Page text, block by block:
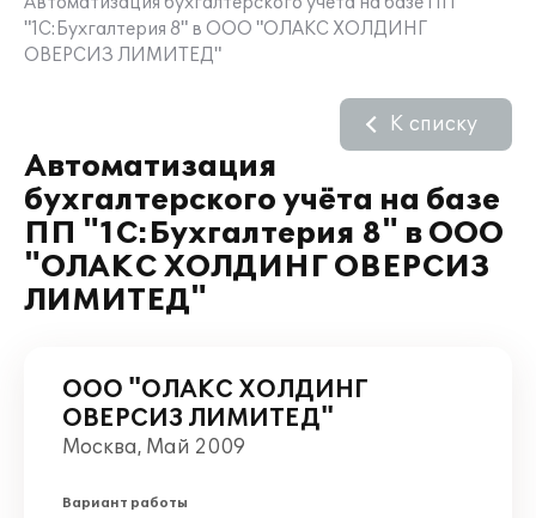
"1С:Бухгалтерия 8" в ООО "ОЛАКС ХОЛДИНГ
ОВЕРСИЗ ЛИМИТЕД"
Автоматизация
бухгалтерского учёта на базе
ПП "1С:Бухгалтерия 8" в ООО
"ОЛАКС ХОЛДИНГ ОВЕРСИЗ
ЛИМИТЕД"
К списку
ООО "ОЛАКС ХОЛДИНГ
ОВЕРСИЗ ЛИМИТЕД"
Москва, Май 2009
Вариант работы